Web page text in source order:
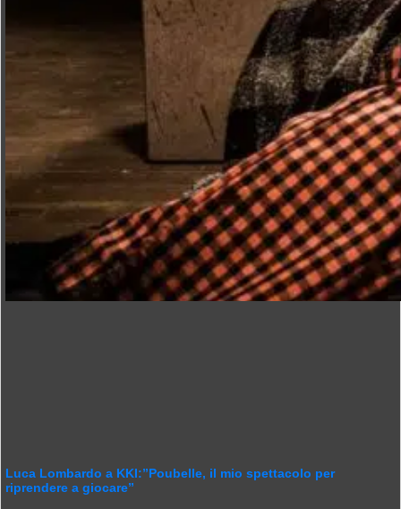
Luca Lombardo a KKI:”Poubelle, il mio spettacolo per
riprendere a giocare”